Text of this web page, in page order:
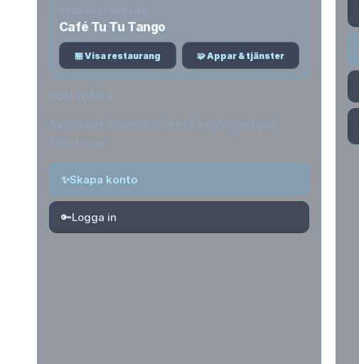
Café Tu Tu Tango
🏪 Visa restaurang 🧩 Appar & tjänster
✨Skapa konto
🔑Logga in